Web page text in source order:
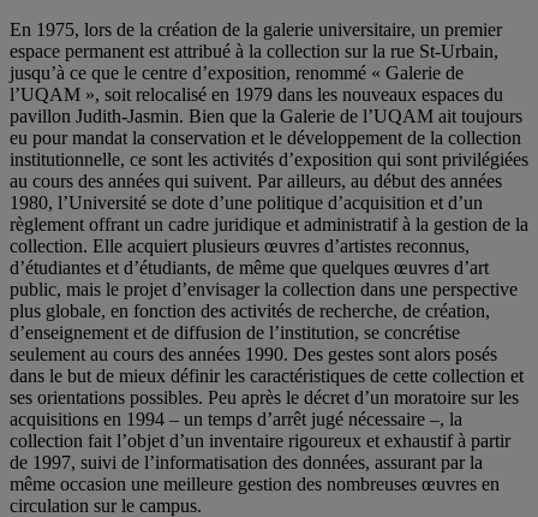
En 1975, lors de la création de la galerie universitaire, un premier
espace permanent est attribué à la collection sur la rue St-Urbain,
jusqu’à ce que le centre d’exposition, renommé « Galerie de
l’UQAM », soit relocalisé en 1979 dans les nouveaux espaces du
pavillon Judith-Jasmin. Bien que la Galerie de l’UQAM ait toujours
eu pour mandat la conservation et le développement de la collection
institutionnelle, ce sont les activités d’exposition qui sont privilégiées
au cours des années qui suivent. Par ailleurs, au début des années
1980, l’Université se dote d’une politique d’acquisition et d’un
règlement offrant un cadre juridique et administratif à la gestion de la
collection. Elle acquiert plusieurs œuvres d’artistes reconnus,
d’étudiantes et d’étudiants, de même que quelques œuvres d’art
public, mais le projet d’envisager la collection dans une perspective
plus globale, en fonction des activités de recherche, de création,
d’enseignement et de diffusion de l’institution, se concrétise
seulement au cours des années 1990. Des gestes sont alors posés
dans le but de mieux définir les caractéristiques de cette collection et
ses orientations possibles. Peu après le décret d’un moratoire sur les
acquisitions en 1994 – un temps d’arrêt jugé nécessaire –, la
collection fait l’objet d’un inventaire rigoureux et exhaustif à partir
de 1997, suivi de l’informatisation des données, assurant par la
même occasion une meilleure gestion des nombreuses œuvres en
circulation sur le campus.